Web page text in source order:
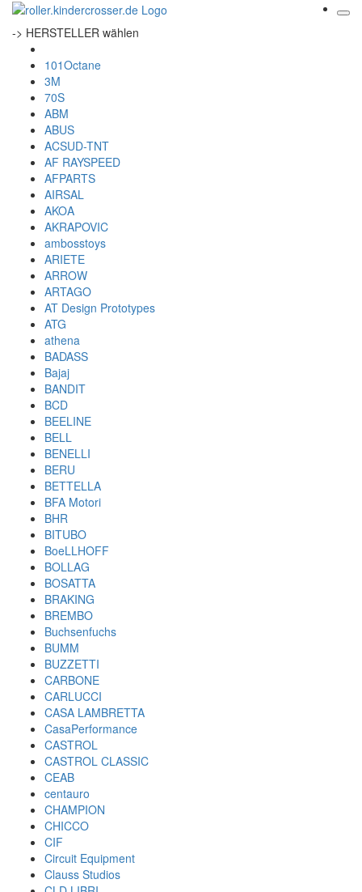
-> HERSTELLER wählen
101Octane
3M
70S
ABM
ABUS
ACSUD-TNT
AF RAYSPEED
AFPARTS
AIRSAL
AKOA
AKRAPOVIC
ambosstoys
ARIETE
ARROW
ARTAGO
AT Design Prototypes
ATG
athena
BADASS
Bajaj
BANDIT
BCD
BEELINE
BELL
BENELLI
BERU
BETTELLA
BFA Motori
BHR
BITUBO
BoeLLHOFF
BOLLAG
BOSATTA
BRAKING
BREMBO
Buchsenfuchs
BUMM
BUZZETTI
CARBONE
CARLUCCI
CASA LAMBRETTA
CasaPerformance
CASTROL
CASTROL CLASSIC
CEAB
centauro
CHAMPION
CHICCO
CIF
Circuit Equipment
Clauss Studios